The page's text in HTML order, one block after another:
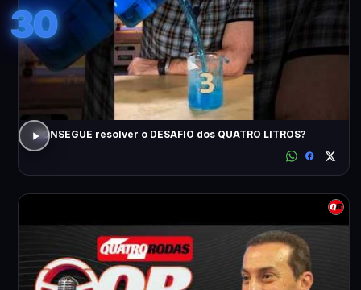
30
CONSEGUE resolver o DESAFIO dos QUATRO LITROS?